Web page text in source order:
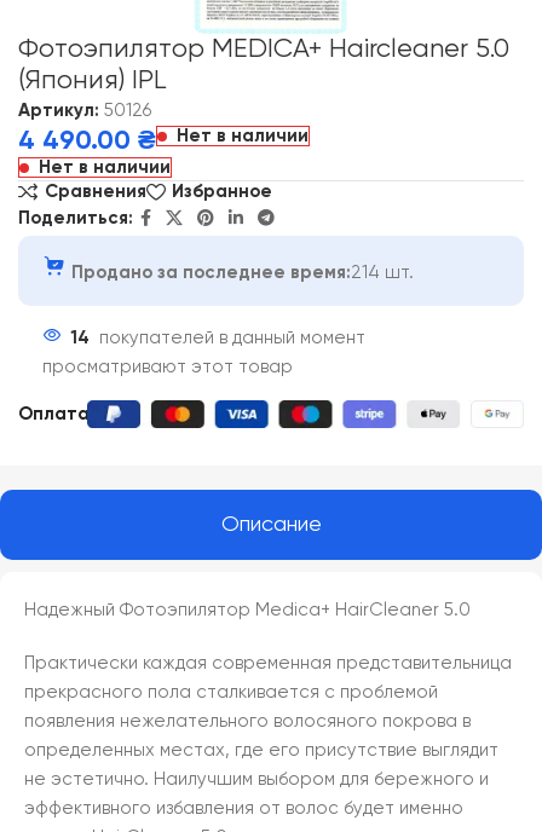
Фотоэпилятор MEDICA+ Haircleaner 5.0
(Япония) IPL
Артикул: 50126
4 490.00 ₴
Нет в наличии
Нет в наличии
Сравнения
Избранное
Поделиться:
Продано за последнее время:214 шт.
14
покупателей в данный момент
просматривают этот товар
Оплата:
Описание
Надежный Фотоэпилятор Medica+ HairCleaner 5.0
Практически каждая современная представительница
прекрасного пола сталкивается с проблемой
появления нежелательного волосяного покрова в
определенных местах, где его присутствие выглядит
не эстетично. Наилучшим выбором для бережного и
эффективного избавления от волос будет именно